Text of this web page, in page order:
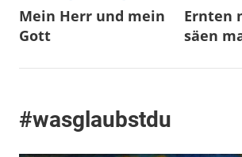
Mein Herr und mein
Gott
Ernten
säen
#wasglaubstdu